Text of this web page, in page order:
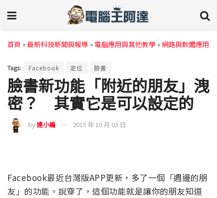
首頁 »最新科技新聞與報導 » 電腦應用與其他教學 »網路與軟體應用
Tags: Facebook 定位 臉書
臉書新功能「附近的朋友」洩
密？ 其實它是可以設定的
by達小編 2015 年 10 月 03 日
Facebook最近台灣版APP更新，多了一個「週邊的朋
友」的功能。說穿了，這個功能就是讓你的朋友知道